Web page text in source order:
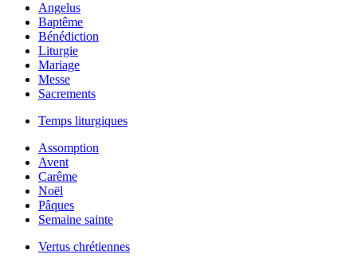
Angelus
Baptême
Bénédiction
Liturgie
Mariage
Messe
Sacrements
Temps liturgiques
Assomption
Avent
Carême
Noël
Pâques
Semaine sainte
Vertus chrétiennes